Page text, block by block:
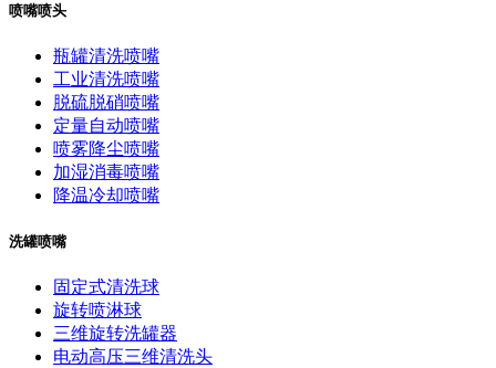
喷嘴喷头
瓶罐清洗喷嘴
工业清洗喷嘴
脱硫脱硝喷嘴
定量自动喷嘴
喷雾降尘喷嘴
加湿消毒喷嘴
降温冷却喷嘴
洗罐喷嘴
固定式清洗球
旋转喷淋球
三维旋转洗罐器
电动高压三维清洗头